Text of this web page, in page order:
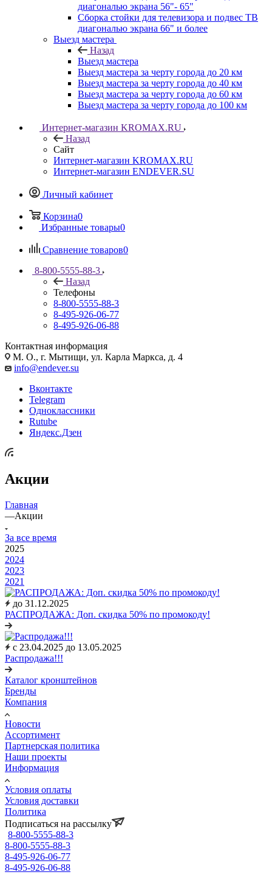
диагональю экрана 56"- 65"
Сборка стойки для телевизора и подвес ТВ
диагональю экрана 66" и более
Выезд мастера
Назад
Выезд мастера
Выезд мастера за черту города до 20 км
Выезд мастера за черту города до 40 км
Выезд мастера за черту города до 60 км
Выезд мастера за черту города до 100 км
Интернет-магазин KROMAX.RU
Назад
Сайт
Интернет-магазин KROMAX.RU
Интернет-магазин ENDEVER.SU
Личный кабинет
Корзина0
Избранные товары0
Сравнение товаров0
8-800-5555-88-3
Назад
Телефоны
8-800-5555-88-3
8-495-926-06-77
8-495-926-06-88
Контактная информация
М. О., г. Мытищи, ул. Карла Маркса, д. 4
info@endever.su
Вконтакте
Telegram
Одноклассники
Rutube
Яндекс.Дзен
Акции
Главная
—Акции
За все время
2025
2024
2023
2021
до 31.12.2025
РАСПРОДАЖА: Доп. скидка 50% по промокоду!
c 23.04.2025 до 13.05.2025
Распродажа!!!
Каталог кронштейнов
Бренды
Компания
Новости
Ассортимент
Партнерская политика
Наши проекты
Информация
Условия оплаты
Условия доставки
Политика
Подписаться на рассылку
8-800-5555-88-3
8-800-5555-88-3
8-495-926-06-77
8-495-926-06-88